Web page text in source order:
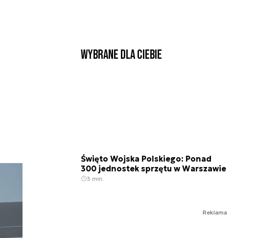
Wybrane dla Ciebie
Święto Wojska Polskiego: Ponad
300 jednostek sprzętu w Warszawie
3 min.
Reklama